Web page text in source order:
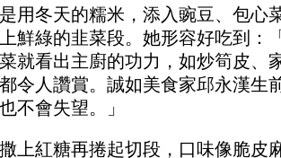
用冬天的糯米，添入豌豆、包心菜
鮮綠的韭菜段。她形容好吃到：
就看出主廚的功力，如炒筍皮、
令人讚賞。誠如美食家邱永漢生
不會失望。」
上紅糖再捲起切段，口味像脆皮